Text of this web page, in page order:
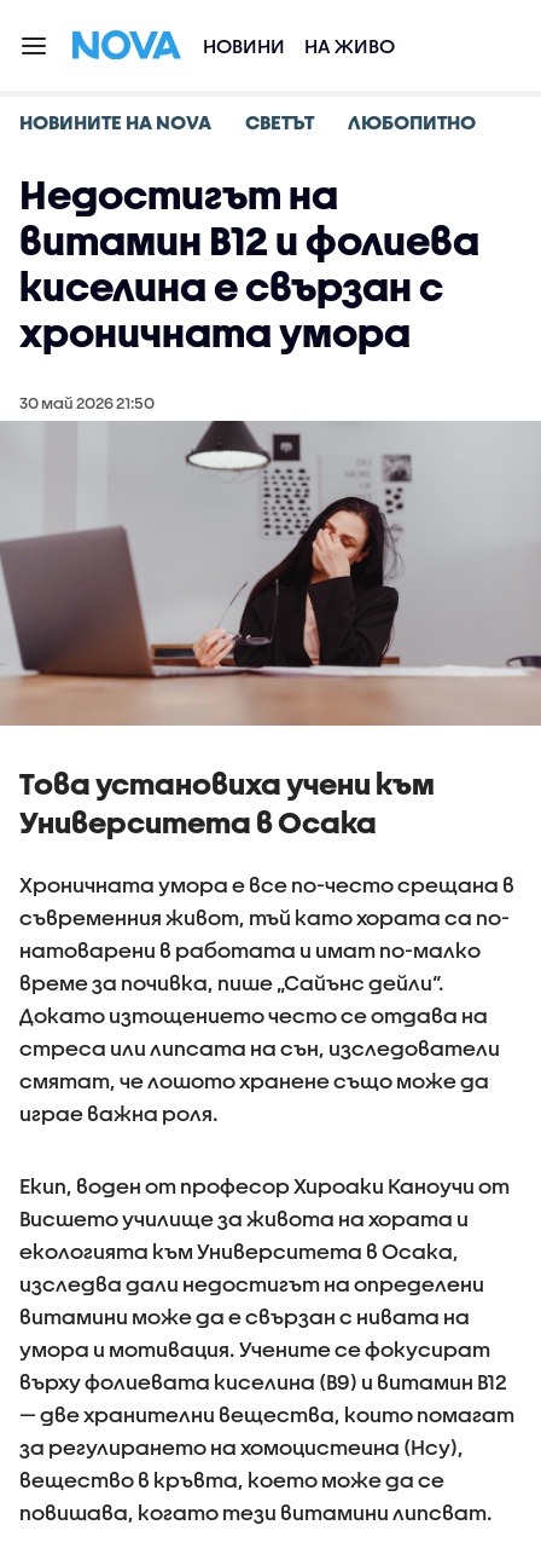
НОВИНИ НА ЖИВО
НОВИНИТЕ НА NOVA СВЕТЪТ ЛЮБОПИТНО
Недостигът на
витамин B12 и фолиева
киселина е свързан с
хроничната умора
30 май 2026 21:50
Това установиха учени към
Университета в Осака
Хроничната умора е все по-често срещана в
съвременния живот, тъй като хората са по-
натоварени в работата и имат по-малко
време за почивка, пише „Сайънс дейли“.
Докато изтощението често се отдава на
стреса или липсата на сън, изследователи
смятат, че лошото хранене също може да
играе важна роля.
Екип, воден от професор Хироаки Каноучи от
Висшето училище за живота на хората и
екологията към Университета в Осака,
изследва дали недостигът на определени
витамини може да е свързан с нивата на
умора и мотивация. Учените се фокусират
върху фолиевата киселина (B9) и витамин B12
— две хранителни вещества, които помагат
за регулирането на хомоцистеина (Hcy),
вещество в кръвта, което може да се
повишава, когато тези витамини липсват.